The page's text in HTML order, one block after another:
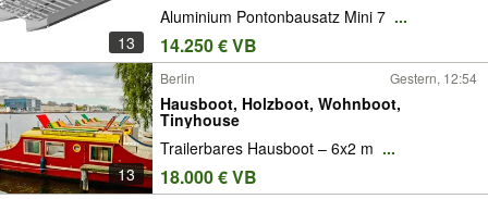
13
Aluminium Pontonbausatz Mini 7 ...
14.250 € VB
13
Berlin Gestern, 12:54
Hausboot, Holzboot, Wohnboot,
Tinyhouse
Trailerbares Hausboot – 6x2 m ...
18.000 € VB